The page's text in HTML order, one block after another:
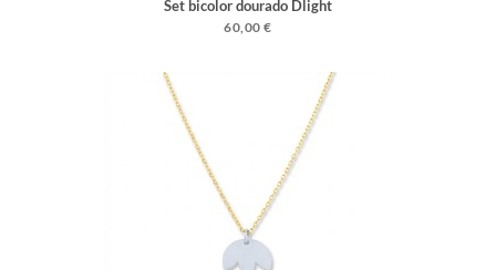
Set bicolor dourado Dlight
60,00 €